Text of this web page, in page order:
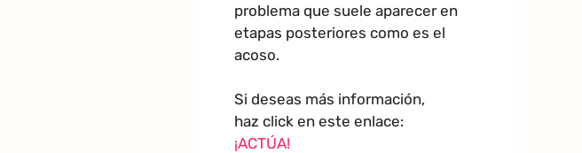
problema que suele aparecer en
etapas posteriores como es el
acoso.
Si deseas más información,
haz click en este enlace:
¡ACTÚA!